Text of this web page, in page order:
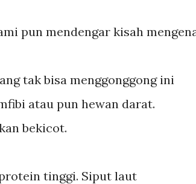
pun mendengar kisah
tak bisa menggonggong ini
atau pun hewan darat.
bekicot.
tinggi. Siput laut